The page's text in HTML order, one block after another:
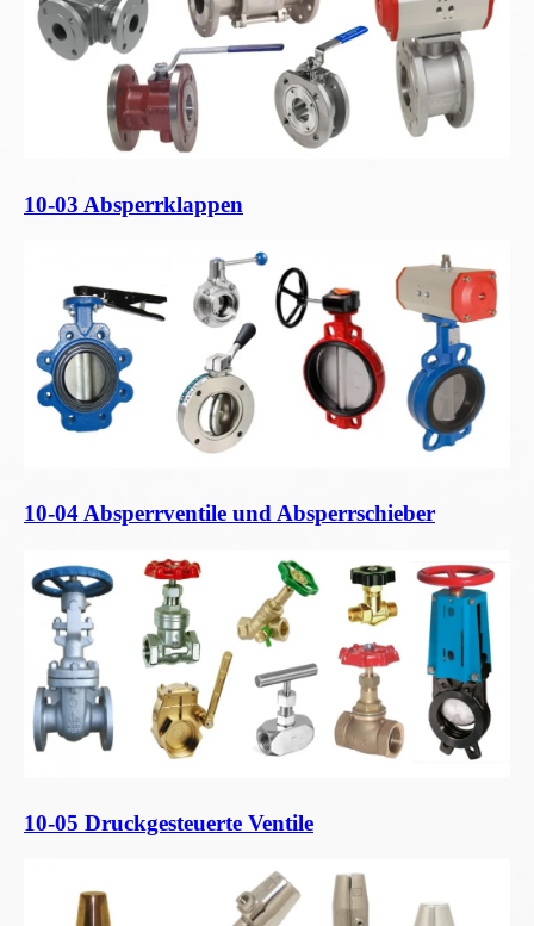
10-03 Absperrklappen
10-04 Absperrventile und Absperrschieber
10-05 Druckgesteuerte Ventile